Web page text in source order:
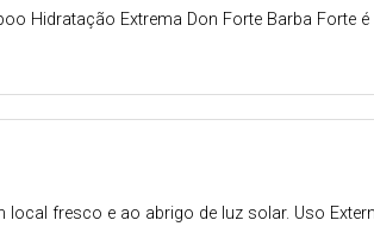
fresco e ao abrigo de luz solar. Uso
Hidratação Extrema Don Forte Barba Forte é